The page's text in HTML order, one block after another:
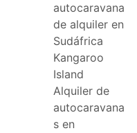
autocaravana
de alquiler en
Sudáfrica
Kangaroo
Island
Alquiler de
autocaravana
s en